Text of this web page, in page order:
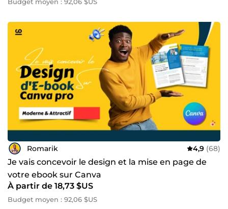
Romarik 4,9 (68)
Je vais concevoir le design et la mise en page de
votre ebook sur Canva
À partir de 18,73 $US
Budget moyen : 92,06 $US